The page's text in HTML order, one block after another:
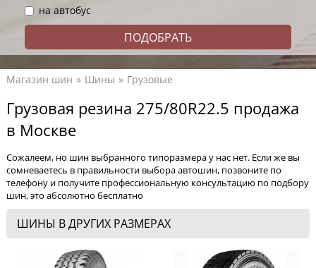
на автобус
Магазин шин Шины Грузовые
Грузовая резина 275/80R22.5 продажа
в Москве
Сожалеем, но шин выбранного типоразмера у нас нет. Если же вы
сомневаетесь в правильности выбора автошин, позвоните по
телефону и получите профессиональную консультацию по подбору
шин, это абсолютно бесплатно
ШИНЫ В ДРУГИХ РАЗМЕРАХ